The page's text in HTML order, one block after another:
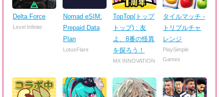
Delta Force
Level Infinite
Nomad eSIM:
Prepaid Data
Plan
LotusFlare
TopTop(トップ
トップ) : 友
よ、8番の怪異
を探ろう！
MX INNOVATION
タイルマッチ -
トリプルチャ
レンジ
PlaySimple
Games